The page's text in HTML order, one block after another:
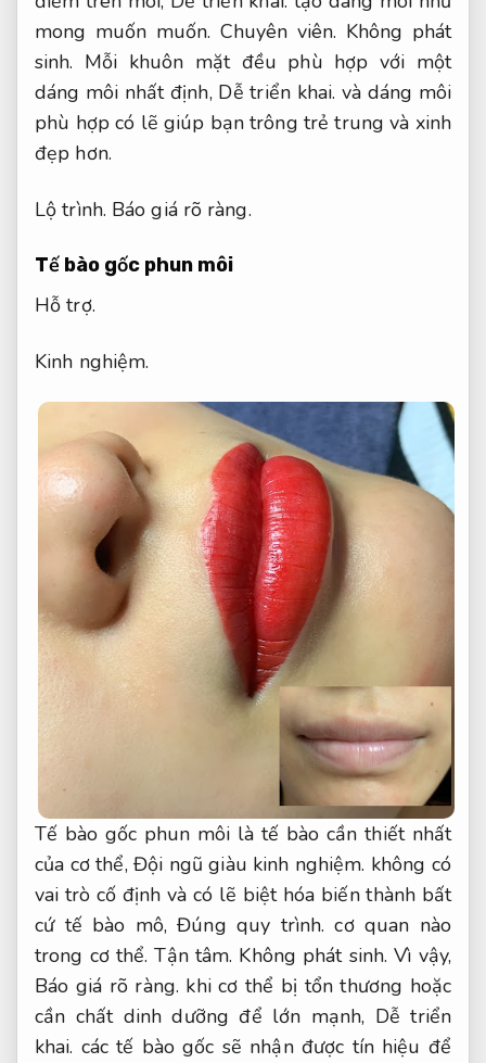
mong muốn muốn. Chuyên viên. Không phát
sinh. Mỗi khuôn mặt đều phù hợp với một
dáng môi nhất định, Dễ triển khai. và dáng môi
phù hợp có lẽ giúp bạn trông trẻ trung và xinh
đẹp hơn.
Lộ trình. Báo giá rõ ràng.
Tế bào gốc phun môi
Hỗ trợ.
Kinh nghiệm.
Tế bào gốc phun môi là tế bào cần thiết nhất
của cơ thể, Đội ngũ giàu kinh nghiệm. không có
vai trò cố định và có lẽ biệt hóa biến thành bất
cứ tế bào mô,Đúng quy trình. cơ quan nào
trong cơ thể.Tận tâm. Không phát sinh. Vì vậy,
Báo giá rõ ràng. khi cơ thể bị tổn thương hoặc
cần chất dinh dưỡng để lớn mạnh, Dễ triển
khai. các tế bào gốc sẽ nhận được tín hiệu để